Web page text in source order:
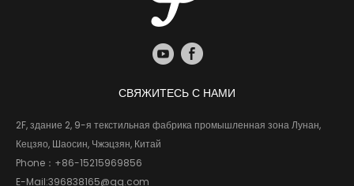
СВЯЖИТЕСЬ С НАМИ
2F, здание 2, 9-я текстильная фабрика промышленная зона Лунан,
Кецзяо, Шаосин, Чжэцзян, Китай
Phone： +86-15215969856
E-Mail:396838165@qq.com